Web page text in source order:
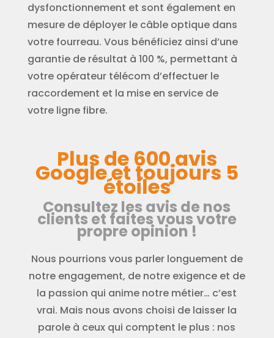
dysfonctionnement et sont également en
mesure de déployer le câble optique dans
votre fourreau. Vous bénéficiez ainsi d’une
garantie de résultat à 100 %, permettant à
votre opérateur télécom d’effectuer le
raccordement et la mise en service de
votre ligne fibre.
Plus de 600 avis
Google et toujours 5
étoiles
Consultez les avis de nos
clients et faites vous votre
propre opinion !
Nous pourrions vous parler longuement de
notre engagement, de notre exigence et de
la passion qui anime notre métier… c’est
vrai. Mais nous avons choisi de laisser la
parole à ceux qui comptent le plus : nos